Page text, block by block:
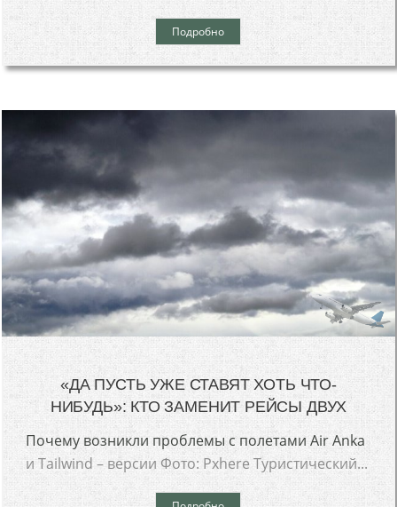
Подробно
«ДА ПУСТЬ УЖЕ СТАВЯТ ХОТЬ ЧТО-
НИБУДЬ»: КТО ЗАМЕНИТ РЕЙСЫ ДВУХ
Почему возникли проблемы с полетами Air Anka
и Tailwind – версии Фото: Pxhere Туристический...